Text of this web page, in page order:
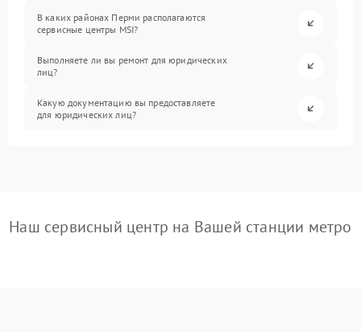
В каких районах Перми располагаются
сервисные центры MSI?
Выполняете ли вы ремонт для юридических
лиц?
Какую документацию вы предоставляете
для юридических лиц?
Наш сервисный центр на Вашей станции метро